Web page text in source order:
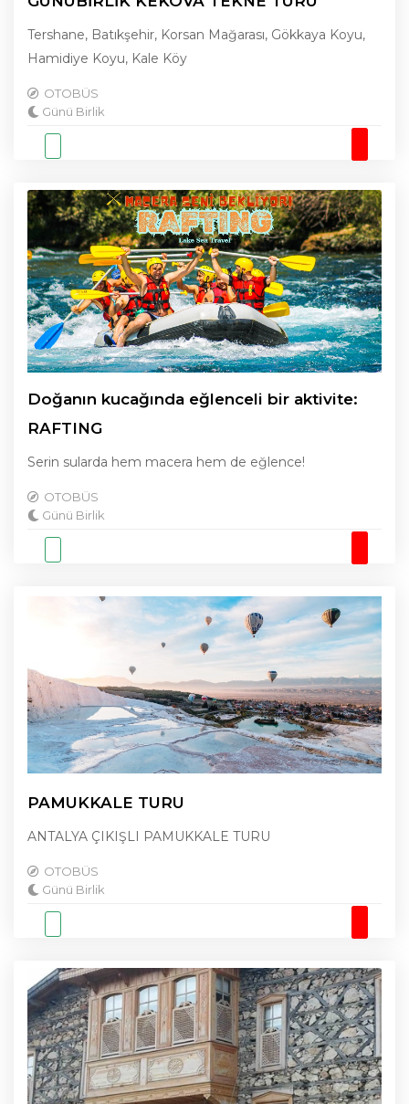
Tershane, Batıkşehir, Korsan Mağarası, Gökkaya Koyu,
Hamidiye Koyu, Kale Köy
OTOBÜS
Günü Birlik
Doğanın kucağında eğlenceli bir aktivite:
RAFTING
Serin sularda hem macera hem de eğlence!
OTOBÜS
Günü Birlik
PAMUKKALE TURU
ANTALYA ÇIKIŞLI PAMUKKALE TURU
OTOBÜS
Günü Birlik